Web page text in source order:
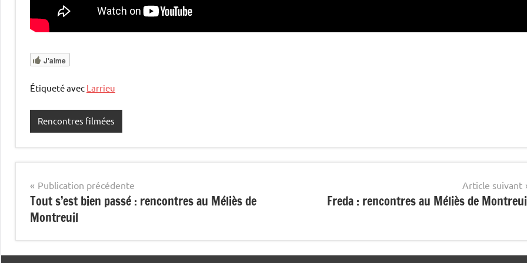
J'aime
Étiqueté avec Larrieu
Rencontres filmées
Navigation
de
l’article
Publication précédente
Tout s’est bien passé : rencontres au Méliès de
Montreuil
Article suivant
Freda : rencontres au Méliès de